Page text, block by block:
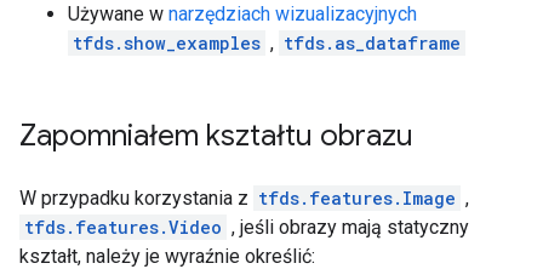
Używane w narzędziach wizualizacyjnych
tfds.show_examples , tfds.as_dataframe
Zapomniałem kształtu obrazu
W przypadku korzystania z tfds.features.Image ,
tfds.features.Video , jeśli obrazy mają statyczny
kształt, należy je wyraźnie określić: